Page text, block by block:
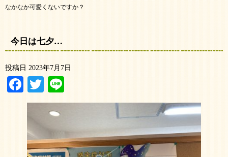
なかなか可愛くないですか？
今日は七夕…
投稿日 2023年7月7日
Facebook
Twitter